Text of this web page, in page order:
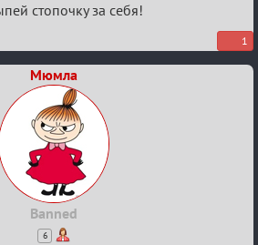
стопочку за себя!
1
Мюмла
Banned
6